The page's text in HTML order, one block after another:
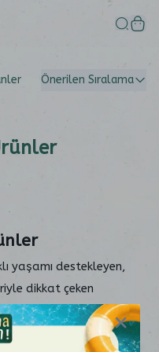
Önerilen Sıralama
yaşamı destekleyen,
dikkat çeken
makarnalar,
fıstık ezmesi, tohum